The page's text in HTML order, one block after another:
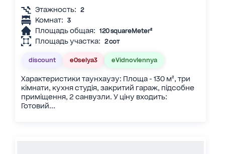
Этажность: 2
Комнат: 3
Площадь общая: 120 squareMeter²
Площадь участка: 2 сот
discount eOselya3 eVidnovlennya
Характеристики таунхаузу: Площа - 130 м², три
кімнати, кухня студія, закритий гараж, підсобне
приміщення, 2 санвузли. У ціну входить:
Готовий...